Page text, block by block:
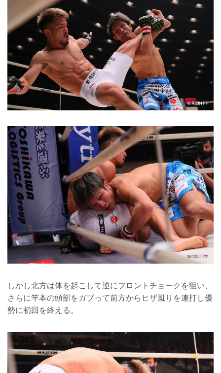
しかし北方は体を起こして逆にフロントチョークを狙い、
さらに竿本の頭部をガブって前方からヒザ蹴りを連打し優
勢に初回を終える。